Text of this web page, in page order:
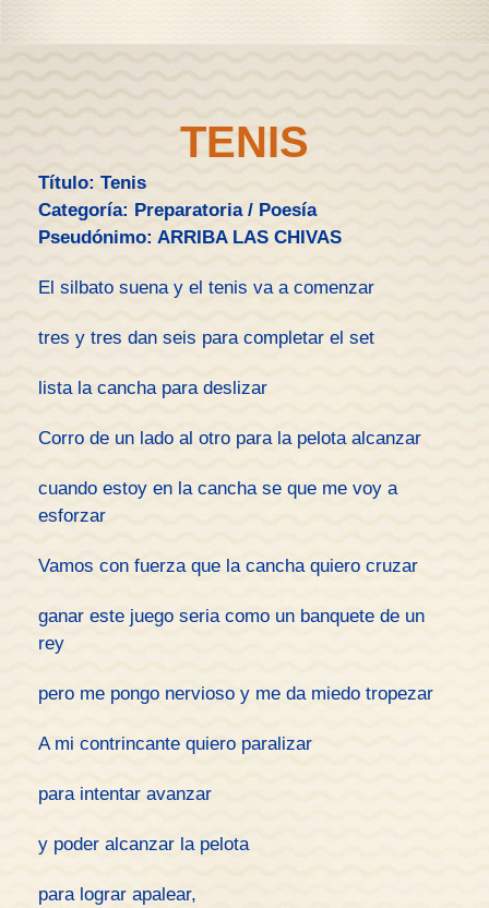
TENIS
Título: Tenis
Categoría: Preparatoria / Poesía
Pseudónimo: ARRIBA LAS CHIVAS
El silbato suena y el tenis va a comenzar
tres y tres dan seis para completar el set
lista la cancha para deslizar
Corro de un lado al otro para la pelota alcanzar
cuando estoy en la cancha se que me voy a
esforzar
Vamos con fuerza que la cancha quiero cruzar
ganar este juego seria como un banquete de un
rey
pero me pongo nervioso y me da miedo tropezar
A mi contrincante quiero paralizar
para intentar avanzar
y poder alcanzar la pelota
para lograr apalear,